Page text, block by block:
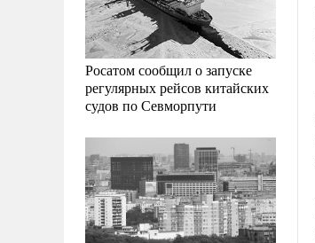
Росатом сообщил о запуске
регулярных рейсов китайских
судов по Севморпути